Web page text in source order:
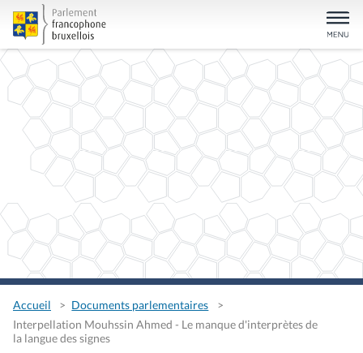
Accueil
Documents parlementaires
Interpellation Mouhssin Ahmed - Le manque d'interprètes de
la langue des signes